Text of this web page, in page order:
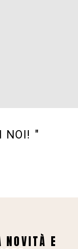
NOI! "
E